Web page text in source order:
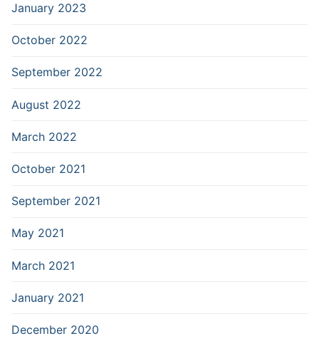
January 2023
October 2022
September 2022
August 2022
March 2022
October 2021
September 2021
May 2021
March 2021
January 2021
December 2020